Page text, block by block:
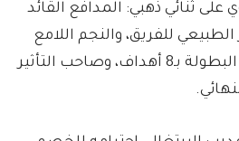
على ثنائي ذهبي: المدافع القائد
للفريق، والنجم اللامع
يوهانس موسر، هداف البطولة بـ8 أهداف، وصاحب التأثير